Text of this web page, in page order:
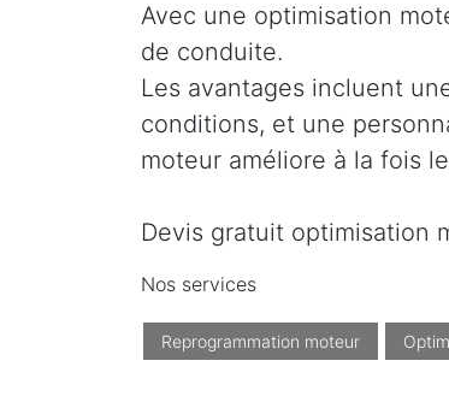
Avec une optimisation
de conduite.
Les avantages incluent
conditions, et une
moteur améliore à la fois
Devis gratuit optimisation
Nos services
Reprogrammation moteur